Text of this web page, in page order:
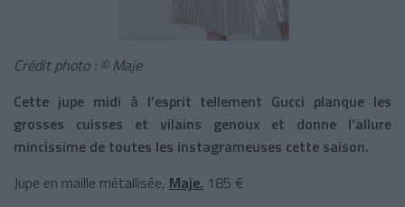
Crédit photo : © Maje
Cette jupe midi à l’esprit tellement Gucci planque les
grosses cuisses et vilains genoux et donne l’allure
mincissime de toutes les instagrameuses cette saison.
Jupe en maille métallisée, Maje. 185 €